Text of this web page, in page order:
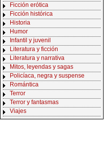
Ficción erótica
Ficción histórica
Historia
Humor
Infantil y juvenil
Literatura y ficción
Literatura y narrativa
Mitos, leyendas y sagas
Policíaca, negra y suspense
Romántica
Terror
Terror y fantasmas
Viajes